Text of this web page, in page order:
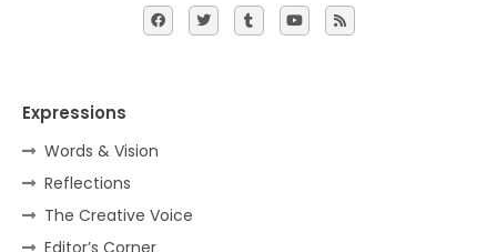
Expressions
Words & Vision
Reflections
The Creative Voice
Editor’s Corner